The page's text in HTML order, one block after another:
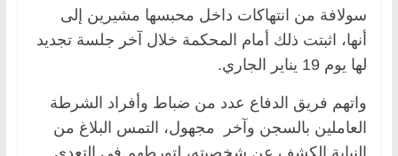
سولافة من انتهاكات داخل محبسها مشيرين إلى
أنها، اثبتت ذلك أمام المحكمة خلال آخر جلسة تجديد
لها يوم 19 يناير الجاري.
واتهم فريق الدفاع عدد من ضباط وأفراد الشرطة
العاملين بالسجن وآخر مجهول، التمس البلاغ من
النيابة الكشف عن شخصيته، لتورطهم في التعدى